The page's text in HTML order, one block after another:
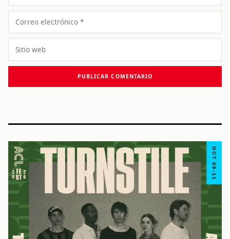
Correo
electrónico
Sitio
web